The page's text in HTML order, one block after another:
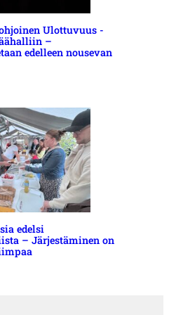
Ulottuvuus -
–
edelleen nousevan
edelsi
– Järjestäminen on